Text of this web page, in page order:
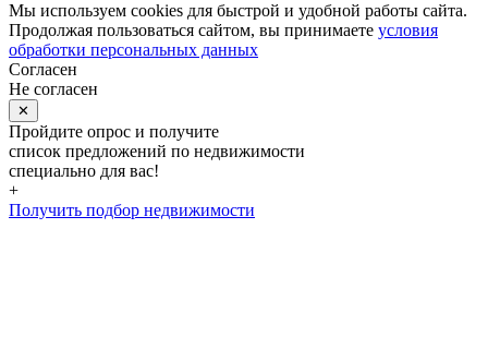
Мы используем cookies для быстрой и удобной работы сайта.
Продолжая пользоваться сайтом, вы принимаете условия
обработки персональных данных
Согласен
Не согласен
✕
Пройдите опрос и получите
список предложений по недвижимости
специально для вас!
+
Получить подбор недвижимости